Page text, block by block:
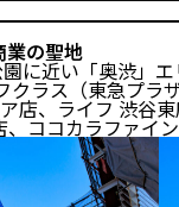
業の聖地
に近い「奥渋」
ラス（東急プラ
店、ライフ 渋谷東
ココカラファイ